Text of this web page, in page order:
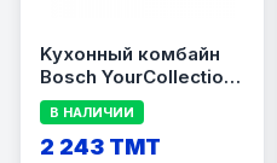
Kухонный комбайн
Bosch YourCollection
MUMP1000
В НАЛИЧИИ
2 243 TMT